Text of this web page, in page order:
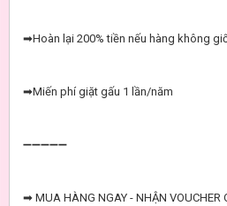
➡Hoàn lại 200% tiền nếu hàng không
➡Miến phí giặt gấu 1 lần/năm
➖➖➖➖➖
➡ MUA HÀNG NGAY - NHẬN VOUCHER